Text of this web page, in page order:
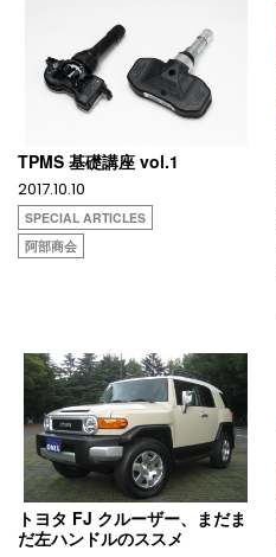
TPMS 基礎講座 vol.1
2017.10.10
SPECIAL ARTICLES
阿部商会
トヨタ FJ クルーザー、まだま
だ左ハンドルのススメ